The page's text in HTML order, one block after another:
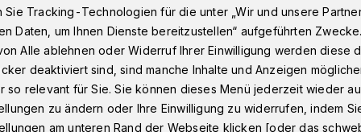
CDU Wuppertal-Cronenberg: „Zulauf durch vor allem junge
Sie Tracking-Technologien für die unter „Wir und unsere
Daten, um Ihnen Dienste bereitzustellen“ aufgeführten
Alle ablehnen oder Widerruf Ihrer Einwilligung werden diese
deaktiviert sind, sind manche Inhalte und Anzeigen
so relevant für Sie. Sie können dieses Menü jederzeit wieder
zu ändern oder Ihre Einwilligung zu widerrufen, indem
am unteren Rand der Webseite klicken [oder das